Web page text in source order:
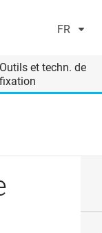
FR
Outils et techn. de
fixation